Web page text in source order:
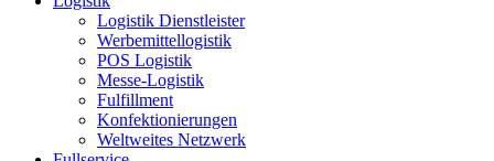
Logistik Dienstleister
Werbemittellogistik
POS Logistik
Messe-Logistik
Fulfillment
Konfektionierungen
Weltweites Netzwerk